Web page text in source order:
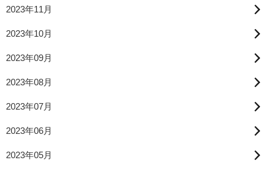
2023年11月
2023年10月
2023年09月
2023年08月
2023年07月
2023年06月
2023年05月